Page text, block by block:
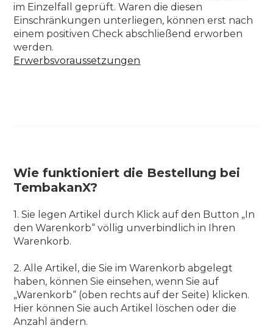
im Einzelfall geprüft. Waren die diesen
Einschränkungen unterliegen, können erst nach
einem positiven Check abschließend erworben
werden.
Erwerbsvoraussetzungen
Wie funktioniert die Bestellung bei
TembakanX?
1. Sie legen Artikel durch Klick auf den Button „In
den Warenkorb“ völlig unverbindlich in Ihren
Warenkorb.
2. Alle Artikel, die Sie im Warenkorb abgelegt
haben, können Sie einsehen, wenn Sie auf
„Warenkorb“ (oben rechts auf der Seite) klicken.
Hier können Sie auch Artikel löschen oder die
Anzahl ändern.